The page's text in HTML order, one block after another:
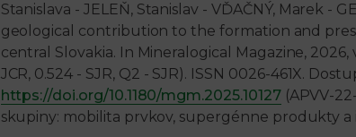
Stanislava - JELEŇ, Stanislav - VĎAČNÝ, Marek -
geological contribution to the formation and
central Slovakia. In Mineralogical Magazine, 2026,
JCR, 0.524 - SJR, Q2 - SJR). ISSN 0026-461X.
https://doi.org/10.1180/mgm.2025.10127(APVV-
skupiny: mobilita prvkov, supergénne produkty a